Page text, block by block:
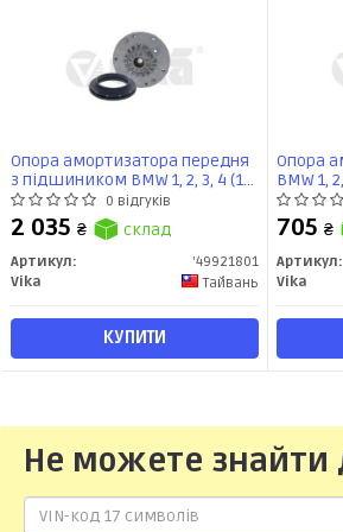
Опора амортизатора передня
з підшиником BMW 1, 2, 3, 4 (11-
21) (49921801) VIKA
0 відгуків
2 035 ₴ склад
Артикул:
'49921801
Vika
Тайвань
КУПИТИ
Опора
BMW 1,
705 ₴
Артикул:
Vika
Не можете знайти